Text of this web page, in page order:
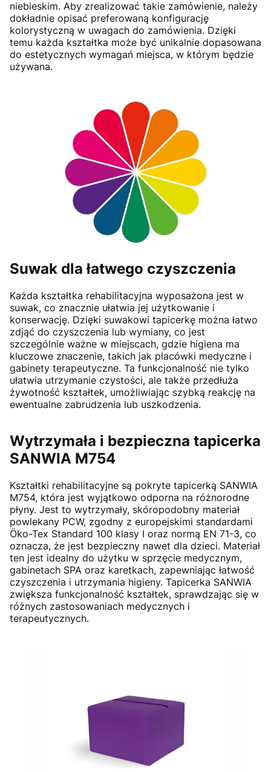
niebieskim. Aby zrealizować takie zamówienie, należy
dokładnie opisać preferowaną konfigurację
kolorystyczną w uwagach do zamówienia. Dzięki
temu każda kształtka może być unikalnie dopasowana
do estetycznych wymagań miejsca, w którym będzie
używana.
Suwak dla łatwego czyszczenia
Każda kształtka rehabilitacyjna wyposażona jest w
suwak, co znacznie ułatwia jej użytkowanie i
konserwację. Dzięki suwakowi tapicerkę można łatwo
zdjąć do czyszczenia lub wymiany, co jest
szczególnie ważne w miejscach, gdzie higiena ma
kluczowe znaczenie, takich jak placówki medyczne i
gabinety terapeutyczne. Ta funkcjonalność nie tylko
ułatwia utrzymanie czystości, ale także przedłuża
żywotność kształtek, umożliwiając szybką reakcję na
ewentualne zabrudzenia lub uszkodzenia.
Wytrzymała i bezpieczna tapicerka
SANWIA M754
Kształtki rehabilitacyjne są pokryte tapicerką SANWIA
M754, która jest wyjątkowo odporna na różnorodne
płyny. Jest to wytrzymały, skóropodobny materiał
powlekany PCW, zgodny z europejskimi standardami
Öko-Tex Standard 100 klasy I oraz normą EN 71-3, co
oznacza, że jest bezpieczny nawet dla dzieci. Materiał
ten jest idealny do użytku w sprzęcie medycznym,
gabinetach SPA oraz karetkach, zapewniając łatwość
czyszczenia i utrzymania higieny. Tapicerka SANWIA
zwiększa funkcjonalność kształtek, sprawdzając się w
różnych zastosowaniach medycznych i
terapeutycznych.